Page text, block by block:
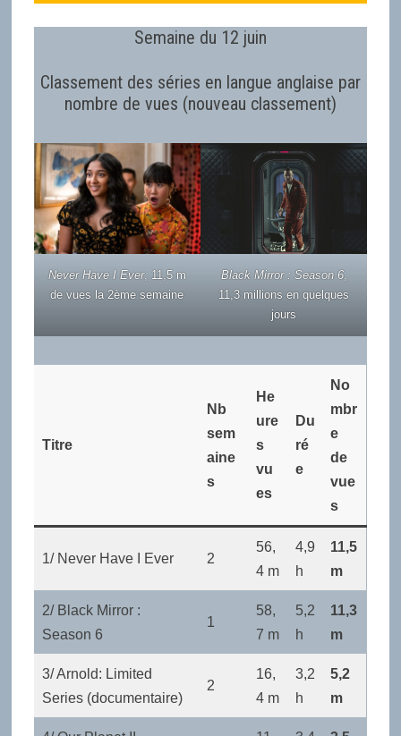
Semaine du 12 juin
Classement des séries en langue anglaise par
nombre de vues (nouveau classement)
Never Have I Ever, 11,5 m
de vues la 2ème semaine
Black Mirror : Season 6,
11,3 millions en quelques
jours
Titre
Nb
sem
aine
s
He
ure
s
vu
es
Du
ré
e
No
mbr
e
de
vue
s
1/ Never Have I Ever 2
56,
4 m
4,9
h
11,5
m
2/ Black Mirror :
Season 6
1
58,
7 m
5,2
h
11,3
m
3/ Arnold: Limited
Series (documentaire)
2
16,
4 m
3,2
h
5,2
m